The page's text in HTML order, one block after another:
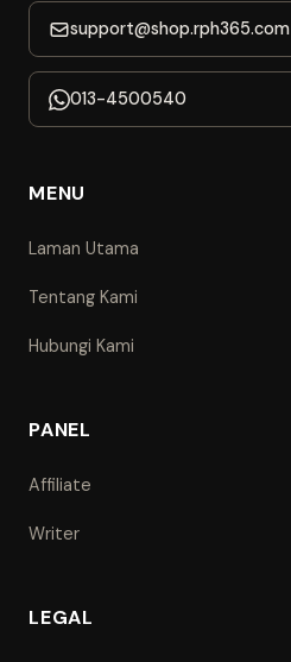
support@shop.rph365.com
013-4500540
MENU
Laman Utama
Tentang Kami
Hubungi Kami
PANEL
Affiliate
Writer
LEGAL